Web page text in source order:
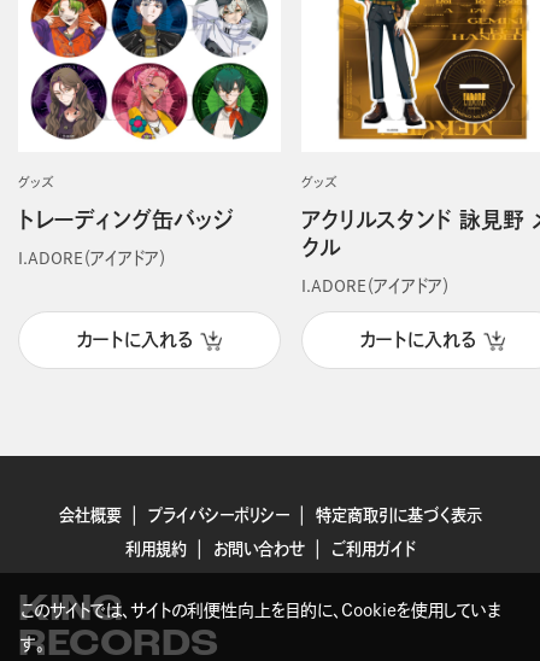
グッズ
トレーディング缶バッジ
I.ADORE（アイアドア）
カートに入れる
グッズ
アクリルスタンド 詠見野
クル
I.ADORE（アイアドア）
カートに入れる
会社概要 プライバシーポリシー
特定商取引に基づく表示
利用規約
お問い合わせ ご利用ガイド
KING
RECORDS
このサイトでは、サイトの利便性向上を目的に、Cookieを使用していま
す。